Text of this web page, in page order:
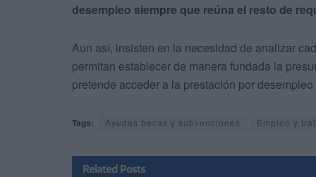
desempleo siempre que reúna el resto de
Aun así, insisten en la necesidad de analizar
permitan establecer de manera fundada la
pretende acceder a la prestación por
Tags: Ayudas becas y subvenciones Empleo y
Related Posts